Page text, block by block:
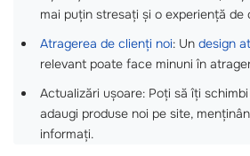
mai puțin stresați și o experiență de
Atragerea de clienți noi: Un design
relevant poate face minuni în
Actualizări ușoare: Poți să îți
adaugi produse noi pe site,
informați.